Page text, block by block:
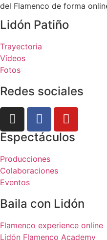
del Flamenco de forma
Lidón Patiño
Trayectoria
Vídeos
Fotos
Redes sociales
Espectáculos
Producciones
Colaboraciones
Eventos
Baila con Lidón
Flamenco experience online
Lidón Flamenco Academy